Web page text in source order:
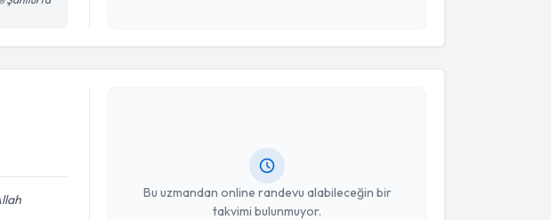
Bu uzmandan online randevu alabileceğin bir
takvimi bulunmuyor.